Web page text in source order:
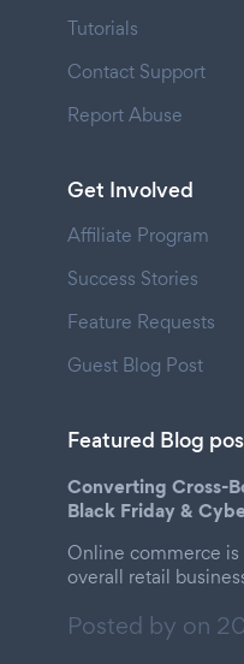
Tutorials
Contact Support
Report Abuse
Get Involved
Affiliate Program
Success Stories
Feature Requests
Guest Blog Post
Featured Blog
Converting Cross-
Black Friday &
Online commerce
overall retail
Posted by on